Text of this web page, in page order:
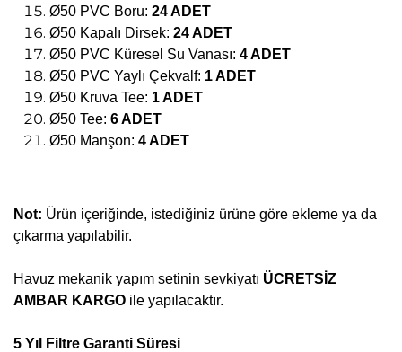
Ø50 PVC Boru: 24 ADET
Ø50 Kapalı Dirsek: 24 ADET
Ø50 PVC Küresel Su Vanası: 4 ADET
Ø50 PVC Yaylı Çekvalf: 1 ADET
Ø50 Kruva Tee: 1 ADET
Ø50 Tee: 6 ADET
Ø50 Manşon: 4 ADET
Not: Ürün içeriğinde, istediğiniz ürüne göre ekleme ya da
çıkarma yapılabilir.
Havuz mekanik yapım setinin sevkiyatı ÜCRETSİZ
AMBAR KARGO ile yapılacaktır.
5 Yıl Filtre Garanti Süresi